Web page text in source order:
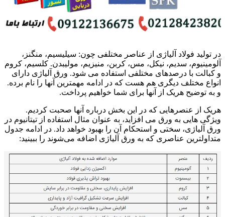
در تولید فولاد آلیاژی از عناصر مختلفی چون: سیلیسیم، منگنز،
آلومینیوم، سدیم، نیکل، مس، کربن، منیزیم، مولیبدن. کلسیم، کروم
و کبالت با درصدهای مختلفی استفاده می شود. ورق آلیاژی دارای
انواع مختلف دیگری هم هست که در ادامه مهمترین آنها را نام برده.
و به توضیح هریک از آنها برای شما خواهیم پرداخت.
هریک از عنصرهایی که در این بخش درباره آنها صحبت کردیم.
ویژگی هایی به ورق می افزاید، به عنوان مثال استفاده از تیتانیوم در
ورق آلیاژی، سختی و استحکام آن را بهبود خواهد داد. در ادامه جدول
متداولترین عناصری که به ورق آلیاژی اضافه می‌شوند را ببینید: